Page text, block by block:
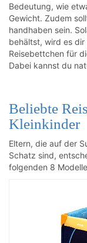
Bedeutung, wie
Gewicht. Zudem
handhaben sein.
behältst, wird es
Reisebettchen für
Dabei kannst du
Beliebte
Kleinkinder
Eltern, die auf der
Schatz sind,
folgenden 8